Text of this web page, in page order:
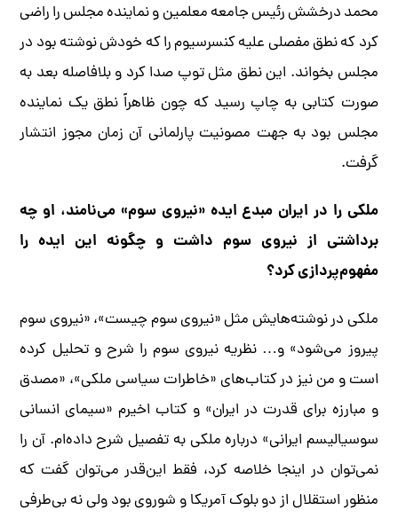
محمد درخشش رئیس جامعه معلمین و نماینده مجلس را راضی
کرد که نطق مفصلی علیه کنسرسیوم را که خودش نوشته بود در
مجلس بخواند. این نطق مثل توپ صدا کرد و بلافاصله بعد به
صورت کتابی به چاپ رسید که چون ظاهراً نطق یک نماینده
مجلس بود به جهت مصونیت پارلمانی آن زمان مجوز انتشار
گرفت.
ملکی را در ایران مبدع ایده «نیروی سوم» می‌نامند، او چه
برداشتی از نیروی سوم داشت و چگونه این ایده را
مفهوم‌پردازی کرد؟
ملکی در نوشته‌هایش مثل «نیروی سوم چیست»، «نیروی سوم
پیروز می‌شود» و… نظریه نیروی سوم را شرح و تحلیل کرده
است و من نیز در کتاب‌های «خاطرات سیاسی ملکی»، «مصدق
و مبارزه برای قدرت در ایران» و کتاب اخیرم «سیمای انسانی
سوسیالیسم ایرانی» درباره ملکی به تفصیل شرح داده‌ام. آن را
نمی‌توان در اینجا خلاصه کرد، فقط این‌‌قدر می‌توان گفت که
منظور استقلال از دو بلوک آمریکا و شوروی بود ولی نه بی‌طرفی